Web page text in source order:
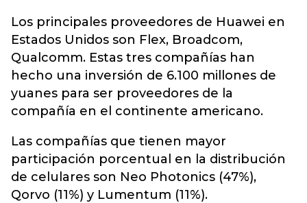
Los principales proveedores de Huawei en
Estados Unidos son Flex, Broadcom,
Qualcomm. Estas tres compañías han
hecho una inversión de 6.100 millones de
yuanes para ser proveedores de la
compañía en el continente americano.
Las compañías que tienen mayor
participación porcentual en la distribución
de celulares son Neo Photonics (47%),
Qorvo (11%) y Lumentum (11%).